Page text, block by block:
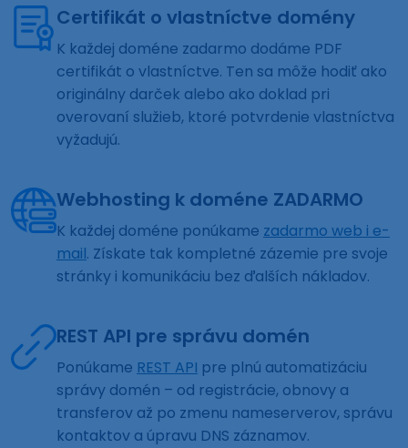
Certifikát o vlastníctve domény
K každej doméne zadarmo dodáme PDF
certifikát o vlastníctve. Ten sa môže hodiť ako
originálny darček alebo ako doklad pri
overovaní služieb, ktoré potvrdenie vlastníctva
vyžadujú.
Webhosting k doméne ZADARMO
K každej doméne ponúkame zadarmo web i e-
mail. Získate tak kompletné zázemie pre svoje
stránky i komunikáciu bez ďalších nákladov.
REST API pre správu domén
Ponúkame REST API pre plnú automatizáciu
správy domén – od registrácie, obnovy a
transferov až po zmenu nameserverov, správu
kontaktov a úpravu DNS záznamov.